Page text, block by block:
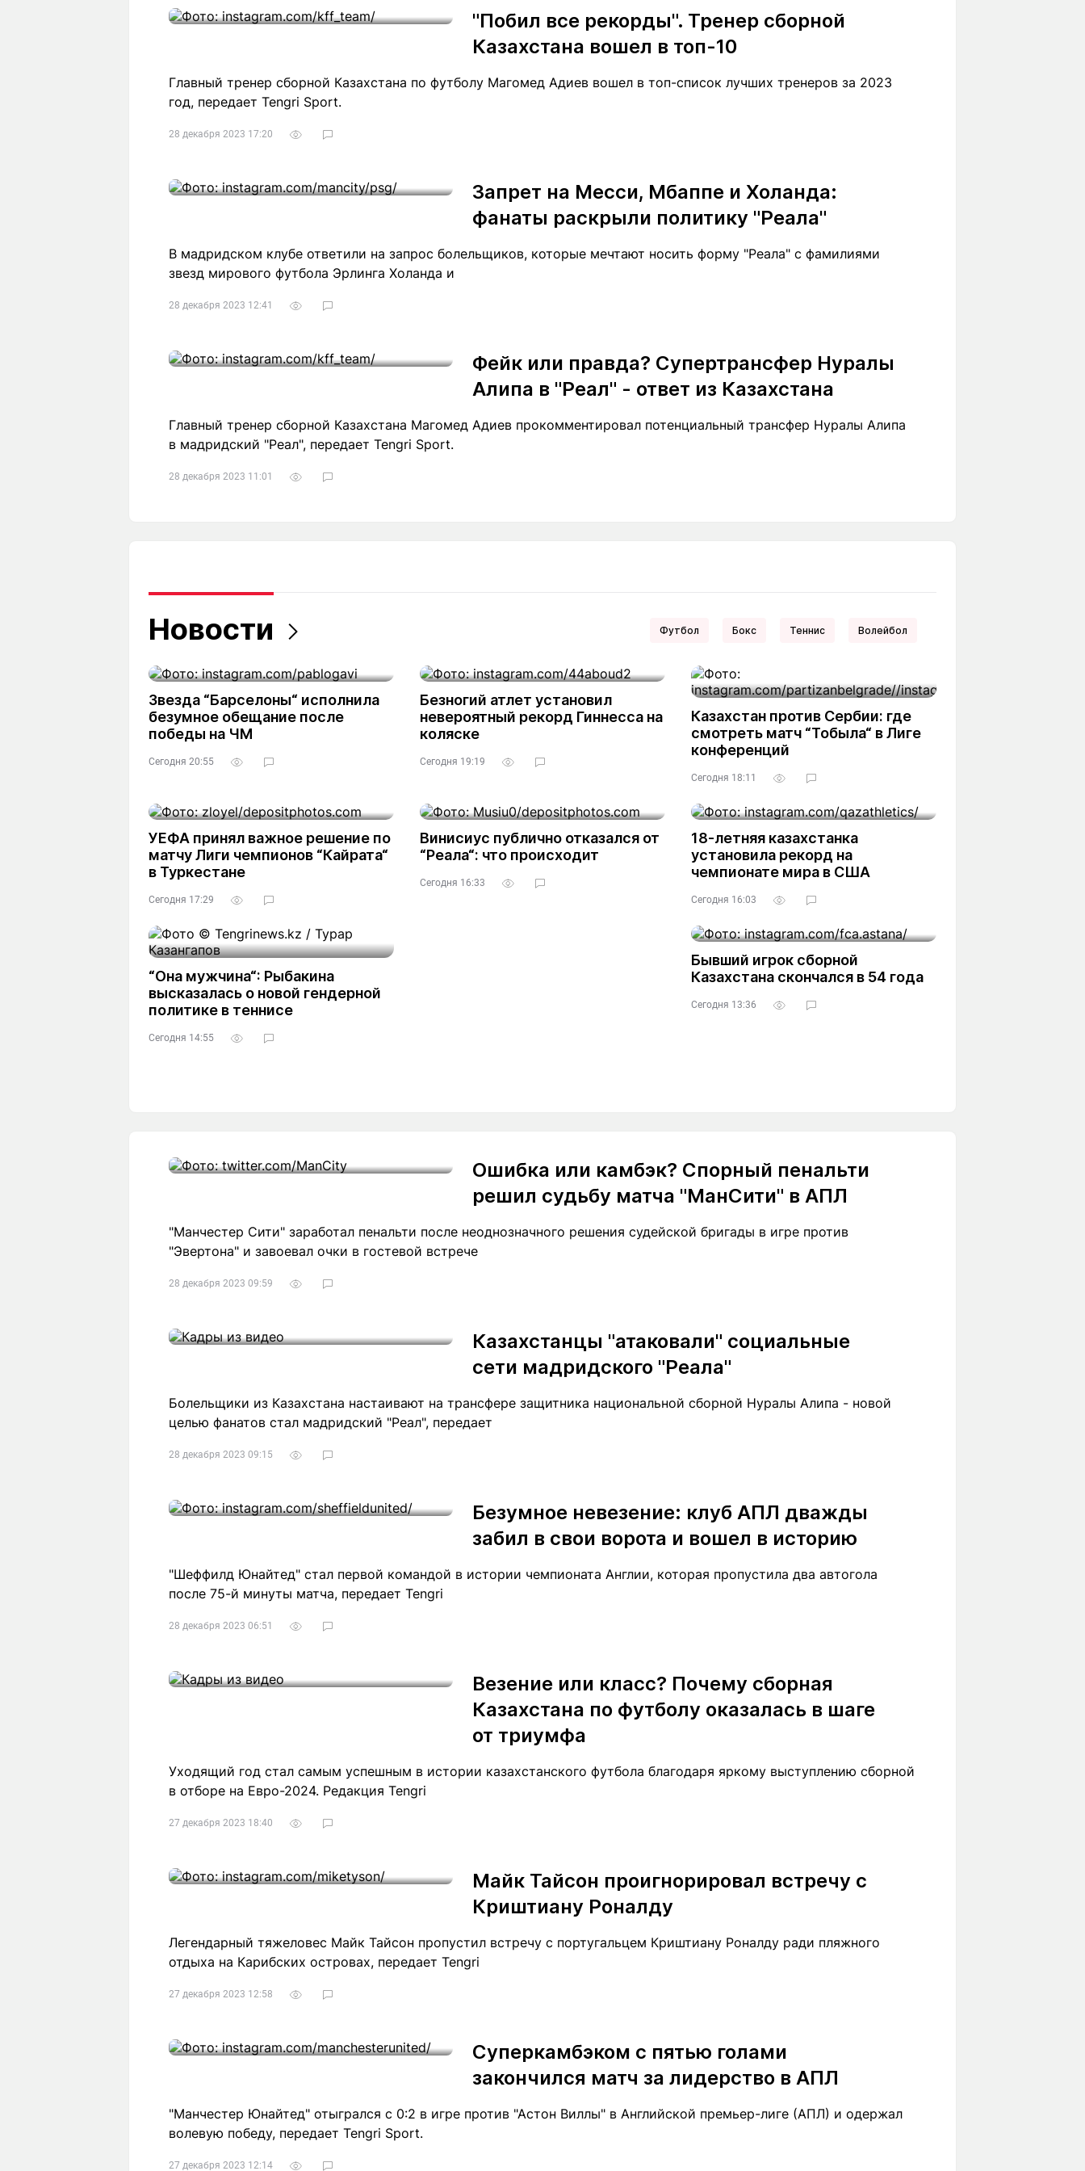
"Побил все рекорды". Тренер сборной
Казахстана вошел в топ-10
Главный тренер сборной Казахстана по футболу Магомед Адиев вошел в топ-список лучших тренеров за 2023
год, передает Tengri Sport.
28 декабря 2023 17:20
Запрет на Месси, Мбаппе и Холанда:
фанаты раскрыли политику "Реала"
В мадридском клубе ответили на запрос болельщиков, которые мечтают носить форму "Реала" с фамилиями
звезд мирового футбола Эрлинга Холанда и
28 декабря 2023 12:41
Фейк или правда? Супертрансфер Нуралы
Алипа в "Реал" - ответ из Казахстана
Главный тренер сборной Казахстана Магомед Адиев прокомментировал потенциальный трансфер Нуралы Алипа
в мадридский "Реал", передает Tengri Sport.
28 декабря 2023 11:01
Новости Футбол Бокс Теннис Волейбол
Звезда “Барселоны“ исполнила
безумное обещание после
победы на ЧМ
Сегодня 20:55
Безногий атлет установил
невероятный рекорд Гиннесса на
коляске
Сегодня 19:19
Казахстан против Сербии: где
смотреть матч “Тобыла“ в Лиге
конференций
Сегодня 18:11
УЕФА принял важное решение по
матчу Лиги чемпионов “Кайрата“
в Туркестане
Сегодня 17:29
Винисиус публично отказался от
“Реала“: что происходит
Сегодня 16:33
18-летняя казахстанка
установила рекорд на
чемпионате мира в США
Сегодня 16:03
“Она мужчина“: Рыбакина
высказалась о новой гендерной
политике в теннисе
Сегодня 14:55
Бывший игрок сборной
Казахстана скончался в 54 года
Сегодня 13:36
Ошибка или камбэк? Спорный пенальти
решил судьбу матча "МанСити" в АПЛ
"Манчестер Сити" заработал пенальти после неоднозначного решения судейской бригады в игре против
"Эвертона" и завоевал очки в гостевой встрече
28 декабря 2023 09:59
Казахстанцы "атаковали" социальные
сети мадридского "Реала"
Болельщики из Казахстана настаивают на трансфере защитника национальной сборной Нуралы Алипа - новой
целью фанатов стал мадридский "Реал", передает
28 декабря 2023 09:15
Безумное невезение: клуб АПЛ дважды
забил в свои ворота и вошел в историю
"Шеффилд Юнайтед" стал первой командой в истории чемпионата Англии, которая пропустила два автогола
после 75-й минуты матча, передает Tengri
28 декабря 2023 06:51
Везение или класс? Почему сборная
Казахстана по футболу оказалась в шаге
от триумфа
Уходящий год стал самым успешным в истории казахстанского футбола благодаря яркому выступлению сборной
в отборе на Евро-2024. Редакция Tengri
27 декабря 2023 18:40
Майк Тайсон проигнорировал встречу с
Криштиану Роналду
Легендарный тяжеловес Майк Тайсон пропустил встречу с португальцем Криштиану Роналду ради пляжного
отдыха на Карибских островах, передает Tengri
27 декабря 2023 12:58
Суперкамбэком с пятью голами
закончился матч за лидерство в АПЛ
"Манчестер Юнайтед" отыгрался с 0:2 в игре против "Астон Виллы" в Английской премьер-лиге (АПЛ) и одержал
волевую победу, передает Tengri Sport.
27 декабря 2023 12:14